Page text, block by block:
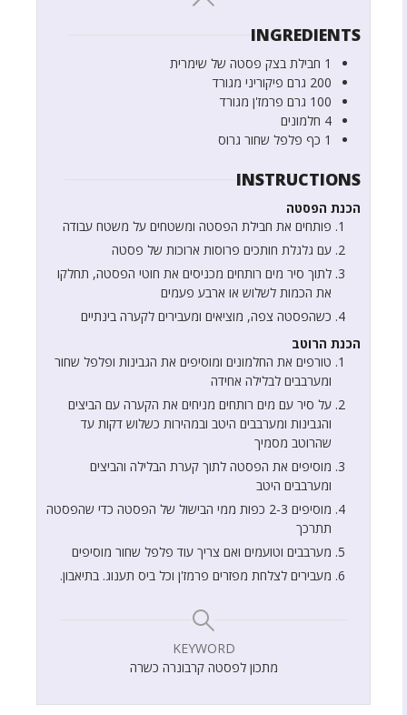
INGREDIENTS
1 חבילת בצק פסטה של שימרית
200 גרם פיקוריני מגורד
100 גרם פרמז'ן מגורד
4 חלמונים
1 כף פלפל שחור גרוס
INSTRUCTIONS
הכנת הפסטה
פותחים את חבילת הפסטה ומשטחים על משטח עבודה
עם גלגלת חותכים פרוסות ארוכות של פסטה
לתוך סיר מים רותחים מכניסים את חוטי הפסטה, תחלקו
את הכמות לשלוש או ארבע פעמים
כשהפסטה צפה, מוציאים ומעבירים לקערה בינתיים
הכנת הרוטב
טורפים את החלמונים ומוסיפים את הגבינות ופלפל שחור
ומערבבים לבלילה אחידה
על סיר עם מים רותחים מניחים את הקערה עם הביצים
והגבינות ומערבבים היטב ובמהירות כשלוש דקות עד
שהרוטב מסמיך
מוסיפים את הפסטה לתוך קערת הבלילה והביצים
ומערבבים היטב
מוסיפים 2-3 כפות ממי הבישול של הפסטה כדי שהפסטה
תתרכך
מערבבים וטועמים ואם צריך עוד פלפל שחור מוסיפים
מעבירים לצלחת מפזרים פרמז'ן וכל ביס תענוג. בתיאבון.
KEYWORD
מתכון לפסטה קרבונרה כשרה